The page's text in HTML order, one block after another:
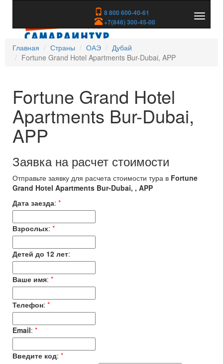
8 800 600-40-61
+7(846) 300-45-00
скрыть
Главная
Страны ОАЭ
Дубай
Fortune Grand Hotel Apartments Bur-Dubai, APP
Fortune Grand Hotel
Apartments Bur-Dubai,
APP
Заявка на расчет стоимости
Отправьте заявку для расчета стоимости тура в Fortune
Grand Hotel Apartments Bur-Dubai, , APP
Дата заезда: *
Взрослых: *
Детей до 12 лет:
Ваше имя: *
Телефон: *
Email: *
Введите код: *